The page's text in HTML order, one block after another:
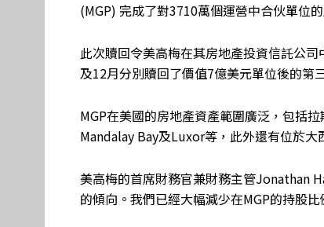
(MGP) 完成了對3710萬個運營中合伙單位
此次贖回令美高梅在其房地產投資信託公
及12月分別贖回了價值7億美元單位後的第
MGP在美國的房地產資產範圍廣泛，包括
Mandalay Bay及Luxor等，此外還有位於
美高梅的首席財務官兼財務主管Jonathan
的傾向。我們已經大幅減少在MGP的持股